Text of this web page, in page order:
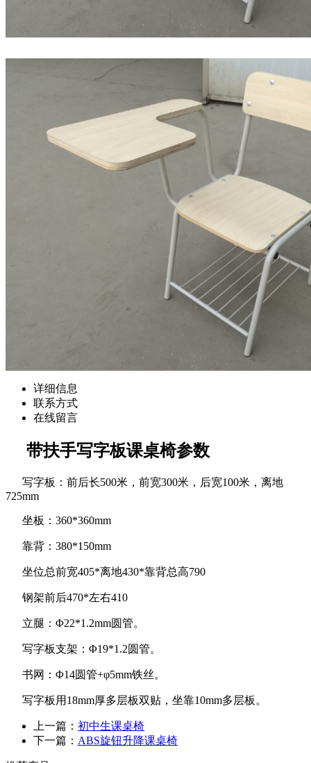
详细信息
联系方式
在线留言
带扶手写字板课桌椅参数
写字板：前后长500米，前宽300米，后宽100米，离地
725mm
坐板：360*360mm
靠背：380*150mm
坐位总前宽405*离地430*靠背总高790
钢架前后470*左右410
立腿：Φ22*1.2mm圆管。
写字板支架：Φ19*1.2圆管。
书网：Φ14圆管+φ5mm铁丝。
写字板用18mm厚多层板双贴，坐靠10mm多层板。
上一篇： 初中生课桌椅
下一篇： ABS旋钮升降课桌椅